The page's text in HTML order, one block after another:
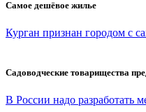
Самое дешёвое жилье
Курган признан городом с
Садоводческие товарищества
В России надо разработать